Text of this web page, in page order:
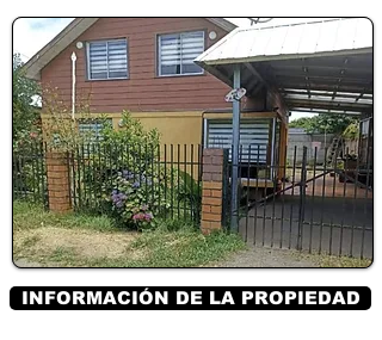
INFORMACIÓN DE LA PROPIEDAD